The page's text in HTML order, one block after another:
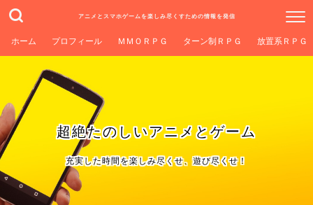
アニメとスマホゲームを楽しみ尽くすための情報を発信
ホーム プロフィール ＭＭＯＲＰＧ ターン制ＲＰＧ 放置系ＲＰＧ
超絶たのしいアニメとゲーム
充実した時間を楽しみ尽くせ、遊び尽くせ！